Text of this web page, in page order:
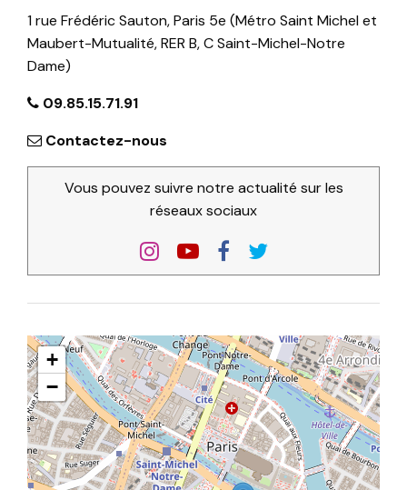
1 rue Frédéric Sauton, Paris 5e (Métro Saint Michel et
Maubert-Mutualité, RER B, C Saint-Michel-Notre
Dame)
09.85.15.71.91
Contactez-nous
Vous pouvez suivre notre actualité sur les
réseaux sociaux
+
−